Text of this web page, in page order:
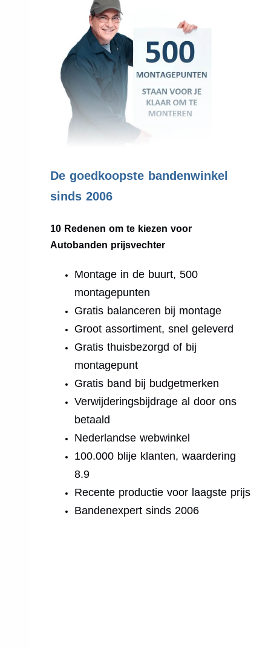
De goedkoopste bandenwinkel
sinds 2006
10 Redenen om te kiezen voor
Autobanden prijsvechter
Montage in de buurt, 500
montagepunten
Gratis balanceren bij montage
Groot assortiment, snel geleverd
Gratis thuisbezorgd of bij
montagepunt
Gratis band bij budgetmerken
Verwijderingsbijdrage al door ons
betaald
Nederlandse webwinkel
100.000 blije klanten, waardering
8.9
Recente productie voor laagste prijs
Bandenexpert sinds 2006